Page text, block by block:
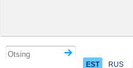
EST RUS